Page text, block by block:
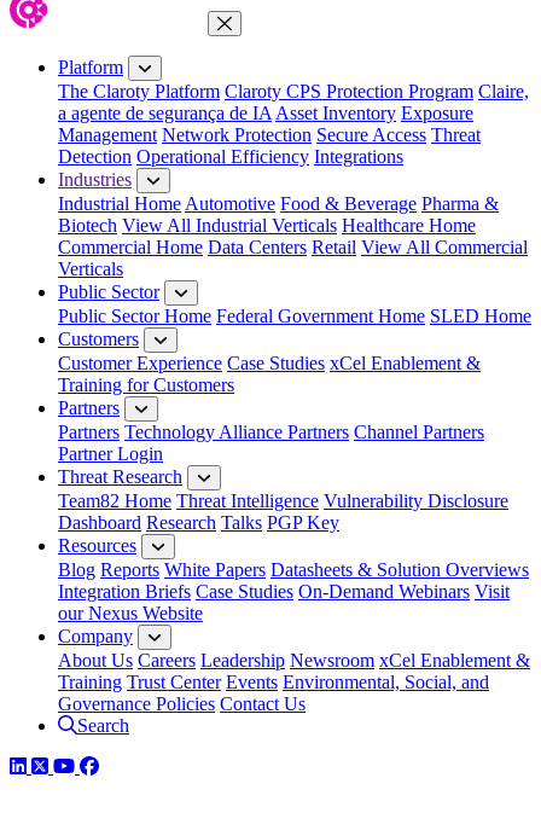
Close Menu
Platform
The Claroty Platform Claroty CPS Protection Program Claire,
a agente de segurança de IA Asset Inventory Exposure
Management Network Protection Secure Access Threat
Detection Operational Efficiency Integrations
Industries
Industrial Home Automotive Food & Beverage Pharma &
Biotech View All Industrial Verticals Healthcare Home
Commercial Home Data Centers Retail View All Commercial
Verticals
Public Sector
Public Sector Home Federal Government Home SLED Home
Customers
Customer Experience Case Studies xCel Enablement &
Training for Customers
Partners
Partners Technology Alliance Partners Channel Partners
Partner Login
Threat Research
Team82 Home Threat Intelligence Vulnerability Disclosure
Dashboard Research Talks PGP Key
Resources
Blog Reports White Papers Datasheets & Solution Overviews
Integration Briefs Case Studies On-Demand Webinars Visit
our Nexus Website
Company
About Us Careers Leadership Newsroom xCel Enablement &
Training Trust Center Events Environmental, Social, and
Governance Policies Contact Us
Search
LinkedIn
TwitterYouTube
Facebook